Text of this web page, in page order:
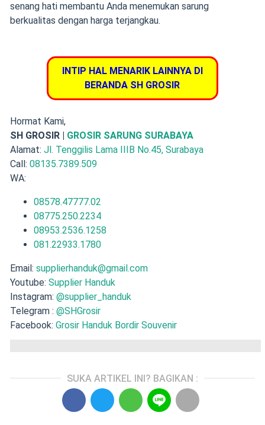
senang hati membantu Anda menemukan sarung
berkualitas dengan harga terjangkau.
INTIP HAL MENARIK LAINNYA DI
BERANDA SH GROSIR
Hormat Kami,
SH GROSIR | GROSIR SARUNG SURABAYA
Alamat: Jl. Tenggilis Lama IIIB No.45, Surabaya
Call: 08135.7389.509
WA:
08578.47777.02
08775.250.2234
08953.2536.1258
081.22933.1780
Email: supplierhanduk@gmail.com
Youtube: Supplier Handuk
Instagram: @supplier_handuk
Telegram : @SHGrosir
Facebook: Grosir Handuk Bordir Souvenir
SUKA ARTIKEL INI? BAGIKAN :